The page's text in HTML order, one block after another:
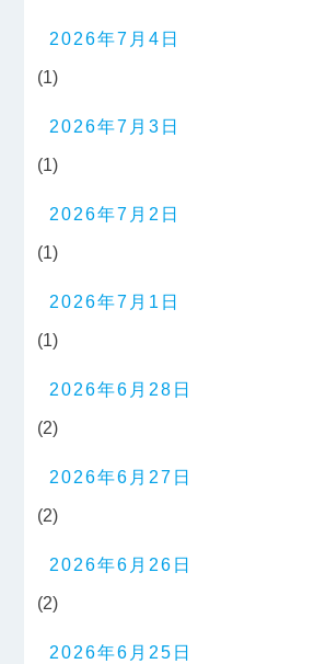
2026年7月4日
(1)
2026年7月3日
(1)
2026年7月2日
(1)
2026年7月1日
(1)
2026年6月28日
(2)
2026年6月27日
(2)
2026年6月26日
(2)
2026年6月25日